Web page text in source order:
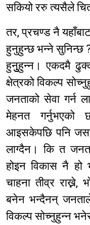
सकियो ररु त्यसैले
तर, प्रचण्ड नै
हुनुहुन्छ भन्ने सुनिन्छ
हुनुुुहुन्न। एकदमै
क्षेत्रको विकल्प
जनताको सेवा गर्न
मेहनत गर्नुभएको
आइसकेपछि पनि
लाग्दैन। कि त
होइन विकास नै हो
चाहना तीव्र
बनेन भन्दैनन्
विकल्प सोच्नुहुन्न